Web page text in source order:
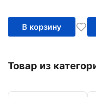
В корзину
Товар из